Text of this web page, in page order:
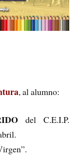
, al alumno:
del C.E.I.P.